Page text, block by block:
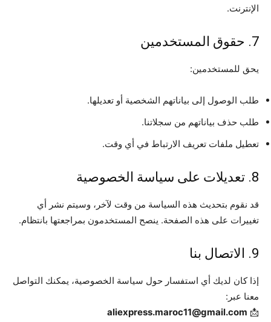
الإنترنت.
7. حقوق المستخدمين
يحق للمستخدمين:
طلب الوصول إلى بياناتهم الشخصية أو تعديلها.
طلب حذف بياناتهم من سجلاتنا.
تعطيل ملفات تعريف الارتباط في أي وقت.
8. تعديلات على سياسة الخصوصية
قد نقوم بتحديث هذه السياسة من وقت لآخر، وسيتم نشر أي
تغييرات على هذه الصفحة. ينصح المستخدمون بمراجعتها بانتظام.
9. الاتصال بنا
إذا كان لديك أي استفسار حول سياسة الخصوصية، يمكنك التواصل
معنا عبر:
📩
aliexpress.maroc11@gmail.com